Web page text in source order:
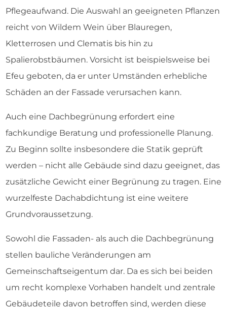
Pflegeaufwand. Die Auswahl an geeigneten Pflanzen
reicht von Wildem Wein über Blauregen,
Kletterrosen und Clematis bis hin zu
Spalierobstbäumen. Vorsicht ist beispielsweise bei
Efeu geboten, da er unter Umständen erhebliche
Schäden an der Fassade verursachen kann.
Auch eine Dachbegrünung erfordert eine
fachkundige Beratung und professionelle Planung.
Zu Beginn sollte insbesondere die Statik geprüft
werden – nicht alle Gebäude sind dazu geeignet, das
zusätzliche Gewicht einer Begrünung zu tragen. Eine
wurzelfeste Dachabdichtung ist eine weitere
Grundvoraussetzung.
Sowohl die Fassaden- als auch die Dachbegrünung
stellen bauliche Veränderungen am
Gemeinschaftseigentum dar. Da es sich bei beiden
um recht komplexe Vorhaben handelt und zentrale
Gebäudeteile davon betroffen sind, werden diese